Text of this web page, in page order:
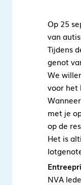
Op 25
van
Tijdens
genot
We
voor het
met je
op de
Het is
NVA